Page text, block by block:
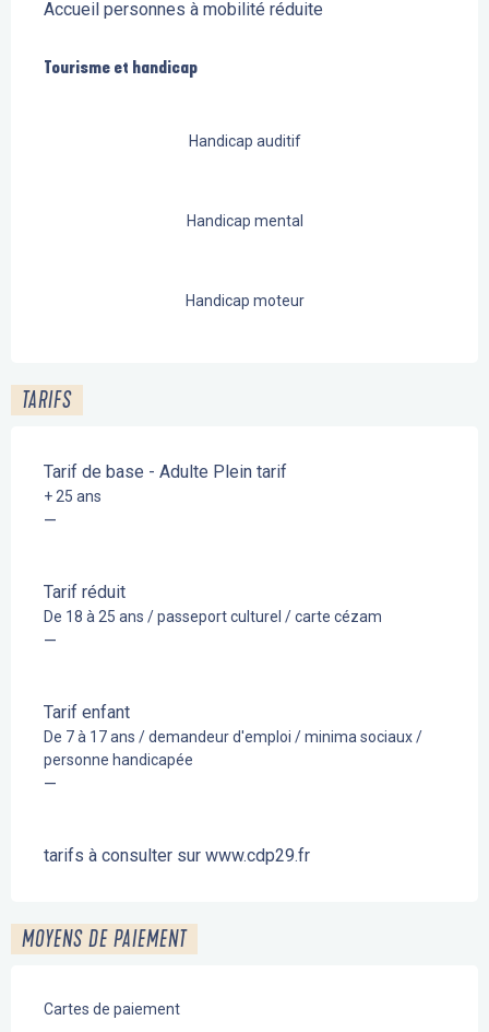
Accueil personnes à mobilité réduite
Tourisme et handicap
Tourisme et handicap
Handicap auditif
Handicap mental
Handicap moteur
TARIFS
Tarif de base - Adulte Plein tarif
+ 25 ans
—
Tarif réduit
De 18 à 25 ans / passeport culturel / carte cézam
—
Tarif enfant
De 7 à 17 ans / demandeur d'emploi / minima sociaux /
personne handicapée
—
tarifs à consulter sur www.cdp29.fr
MOYENS DE PAIEMENT
Cartes de paiement